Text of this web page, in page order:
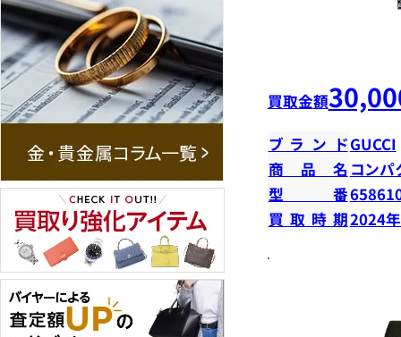
買取金額
ブランドGUCCI
商品名 コンパ
型番
買取時期2024